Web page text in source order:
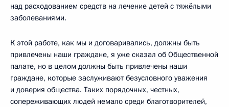
над расходованием средств на лечение детей с тяжёлыми
заболеваниями.
К этой работе, как мы и договаривались, должны быть
привлечены наши граждане, я уже сказал об Общественной
палате, но в целом должны быть привлечены наши
граждане, которые заслуживают безусловного уважения
и доверия общества. Таких порядочных, честных,
сопереживающих людей немало среди благотворителей,